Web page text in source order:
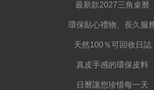
最新款2027三角桌曆
環保貼心禮物、長久服
天然100％可回收日誌
真皮手感的環保皮料
日曆讓您珍惜每一天